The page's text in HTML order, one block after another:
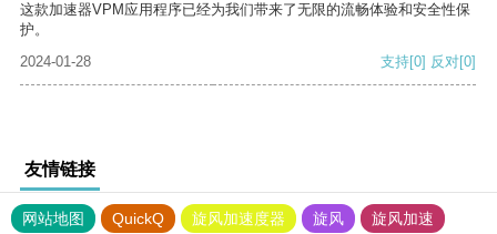
这款加速器VPM应用程序已经为我们带来了无限的流畅体验和安全性保
护。
2024-01-28
支持[0] 反对[0]
友情链接
网站地图 QuickQ 旋风加速度器 旋风
旋风加速